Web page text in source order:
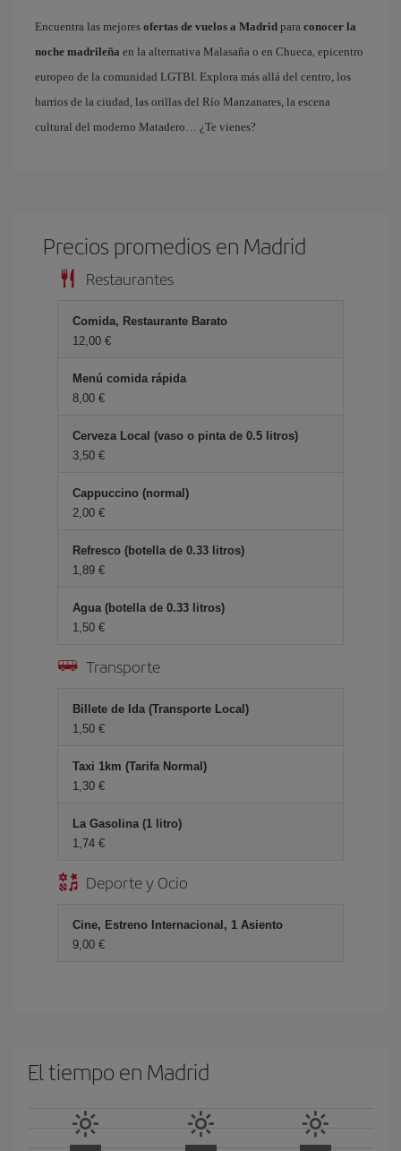
Encuentra las mejores ofertas de vuelos a Madrid para conocer la
noche madrileña en la alternativa Malasaña o en Chueca, epicentro
europeo de la comunidad LGTBI. Explora más allá del centro, los
barrios de la ciudad, las orillas del Río Manzanares, la escena
cultural del moderno Matadero… ¿Te vienes?
Precios promedios en Madrid
Restaurantes
Comida, Restaurante Barato
12,00 €
Menú comida rápida
8,00 €
Cerveza Local (vaso o pinta de 0.5 litros)
3,50 €
Cappuccino (normal)
2,00 €
Refresco (botella de 0.33 litros)
1,89 €
Agua (botella de 0.33 litros)
1,50 €
Transporte
Billete de Ida (Transporte Local)
1,50 €
Taxi 1km (Tarifa Normal)
1,30 €
La Gasolina (1 litro)
1,74 €
Deporte y Ocio
Cine, Estreno Internacional, 1 Asiento
9,00 €
El tiempo en Madrid